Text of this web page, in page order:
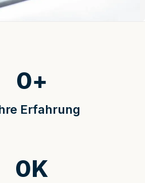
Erfahrung
0+
0K